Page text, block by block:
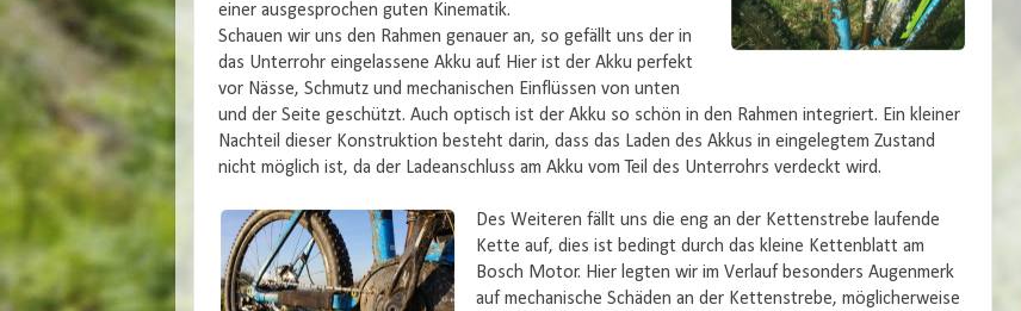
einer ausgesprochen guten Kinematik.
Schauen wir uns den Rahmen genauer an, so gefällt uns der in
das Unterrohr eingelassene Akku auf. Hier ist der Akku perfekt
vor Nässe, Schmutz und mechanischen Einflüssen von unten
und der Seite geschützt. Auch optisch ist der Akku so schön in den Rahmen integriert. Ein kleiner
Nachteil dieser Konstruktion besteht darin, dass das Laden des Akkus in eingelegtem Zustand
nicht möglich ist, da der Ladeanschluss am Akku vom Teil des Unterrohrs verdeckt wird.
Des Weiteren fällt uns die eng an der Kettenstrebe laufende
Kette auf, dies ist bedingt durch das kleine Kettenblatt am
Bosch Motor. Hier legten wir im Verlauf besonders Augenmerk
auf mechanische Schäden an der Kettenstrebe, möglicherweise